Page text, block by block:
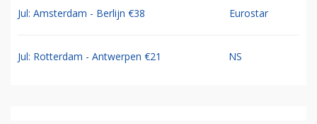
Jul: Amsterdam - Berlijn €38 Eurostar
Jul: Rotterdam - Antwerpen €21 NS